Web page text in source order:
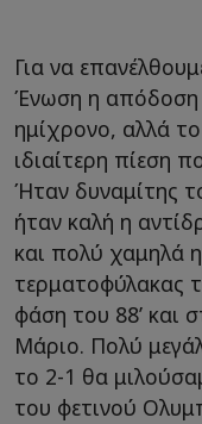
Για να
Ένωση η απόδοση
ημίχρονο, αλλά
ιδιαίτερη πίεση
Ήταν δυναμίτης
ήταν καλή η
και πολύ χαμηλά
τερματοφύλακας
φάση του 88’ και
Μάριο. Πολύ
το 2-1 θα
του φετινού